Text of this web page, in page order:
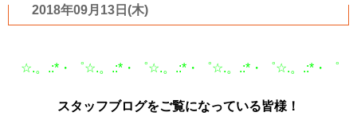
2018年09月13日(木)
☆.。.:*・゜☆.。.:*・゜☆.。.:*・゜☆.。.:*・゜☆.。.:*・゜
スタッフブログをご覧になっている皆様！